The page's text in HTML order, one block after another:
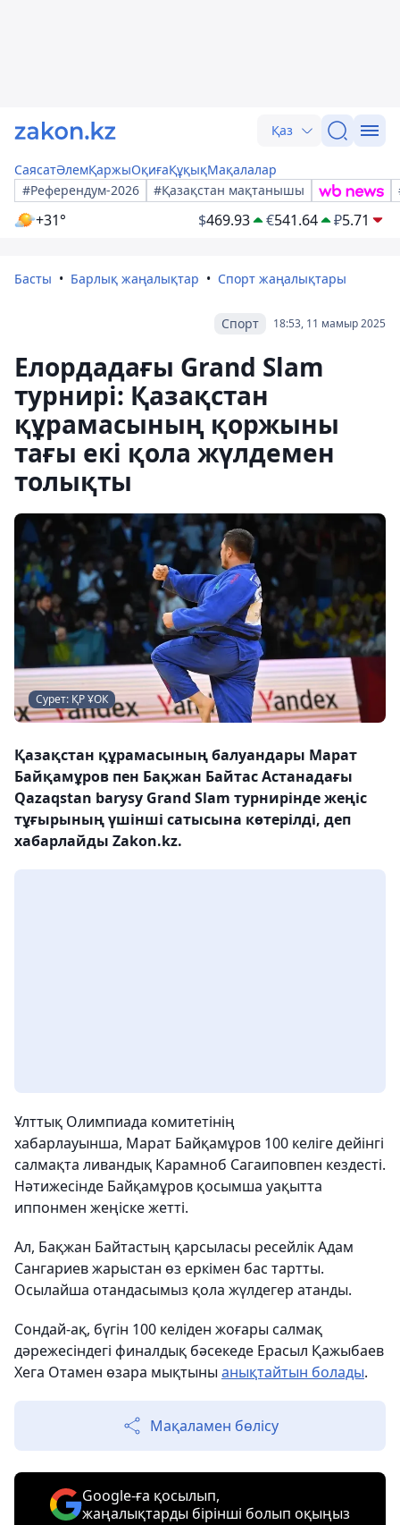
Қаз
СаясатӘлемҚаржыОқиғаҚұқықМақалалар
#Референдум-2026
#Қазақстан мақтанышы
+31° $469.93 €541.64 ₽5.71
Басты Барлық жаңалықтар Спорт жаңалықтары
18:53, 11 мамыр 2025
Спорт
Елордадағы Grand Slam
турнирі: Қазақстан
құрамасының қоржыны
тағы екі қола жүлдемен
толықты
Сурет: ҚР ҰОК
Қазақстан құрамасының балуандары Марат
Байқамұров пен Бақжан Байтас Астанадағы
Qazaqstan barysy Grand Slam турнирінде жеңіс
тұғырының үшінші сатысына көтерілді, деп
хабарлайды Zakon.kz.
Ұлттық Олимпиада комитетінің
хабарлауынша, Марат Байқамұров 100 келіге дейінгі
салмақта ливандық Карамноб Сагаиповпен кездесті.
Нәтижесінде Байқамұров қосымша уақытта
иппонмен жеңіске жетті.
Ал, Бақжан Байтастың қарсыласы ресейлік Адам
Сангариев жарыстан өз еркімен бас тартты.
Осылайша отандасымыз қола жүлдегер атанды.
Сондай-ақ, бүгін 100 келіден жоғары салмақ
дәрежесіндегі финалдық бәсекеде Ерасыл Қажыбаев
Хега Отамен өзара мықтыны анықтайтын болады.
Мақаламен бөлісу
Google-ға қосылып,
жаңалықтарды бірінші болып оқыңыз